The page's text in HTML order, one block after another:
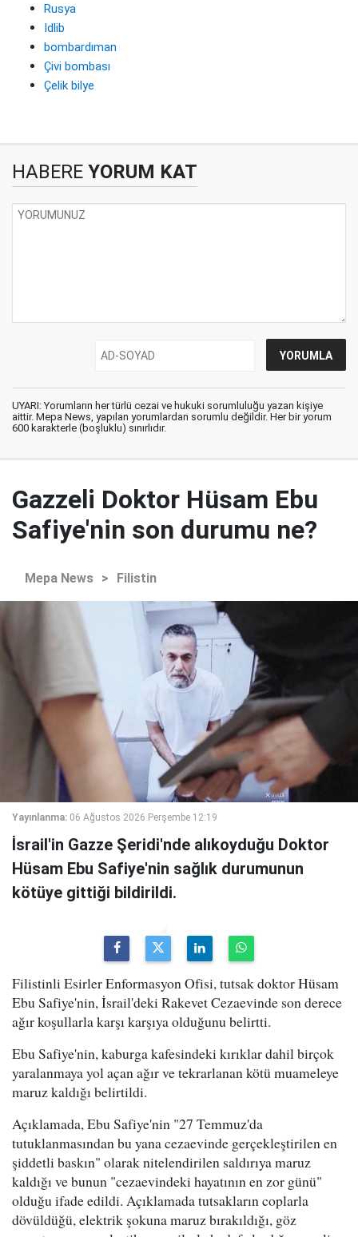
Rusya
Idlib
bombardıman
Çivi bombası
Çelik bilye
HABERE YORUM KAT
UYARI: Yorumların her türlü cezai ve hukuki sorumluluğu yazan kişiye
aittir. Mepa News, yapılan yorumlardan sorumlu değildir. Her bir yorum
600 karakterle (boşluklu) sınırlıdır.
Gazzeli Doktor Hüsam Ebu
Safiye'nin son durumu ne?
Mepa News > Filistin
Yayınlanma: 06 Ağustos 2026 Perşembe 12:19
İsrail'in Gazze Şeridi'nde alıkoyduğu Doktor
Hüsam Ebu Safiye'nin sağlık durumunun
kötüye gittiği bildirildi.
Filistinli Esirler Enformasyon Ofisi, tutsak doktor Hüsam
Ebu Safiye'nin, İsrail'deki Rakevet Cezaevinde son derece
ağır koşullarla karşı karşıya olduğunu belirtti.
Ebu Safiye'nin, kaburga kafesindeki kırıklar dahil birçok
yaralanmaya yol açan ağır ve tekrarlanan kötü muameleye
maruz kaldığı belirtildi.
Açıklamada, Ebu Safiye'nin "27 Temmuz'da
tutuklanmasından bu yana cezaevinde gerçekleştirilen en
şiddetli baskın" olarak nitelendirilen saldırıya maruz
kaldığı ve bunun "cezaevindeki hayatının en zor günü"
olduğu ifade edildi. Açıklamada tutsakların coplarla
dövüldüğü, elektrik şokuna maruz bırakıldığı, göz